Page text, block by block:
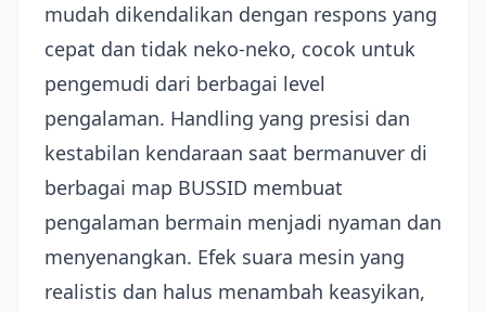
mudah dikendalikan dengan respons yang
cepat dan tidak neko-neko, cocok untuk
pengemudi dari berbagai level
pengalaman. Handling yang presisi dan
kestabilan kendaraan saat bermanuver di
berbagai map BUSSID membuat
pengalaman bermain menjadi nyaman dan
menyenangkan. Efek suara mesin yang
realistis dan halus menambah keasyikan,